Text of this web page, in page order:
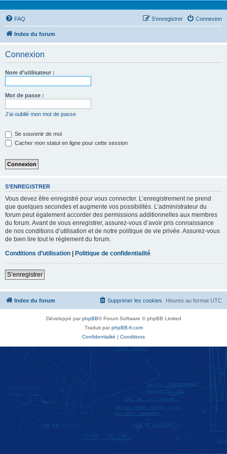
FAQ Connexion
S’enregistrer
Index du forum
Connexion
Nom d’utilisateur :
Mot de passe :
J’ai oublié mon mot de passe
Se souvenir de moi
Cacher mon statut en ligne pour cette session
S’ENREGISTRER
Vous devez être enregistré pour vous connecter. L’enregistrement ne prend
que quelques secondes et augmente vos possibilités. L’administrateur du
forum peut également accorder des permissions additionnelles aux membres
du forum. Avant de vous enregistrer, assurez-vous d’avoir pris connaissance
de nos conditions d’utilisation et de notre politique de vie privée. Assurez-vous
de bien lire tout le règlement du forum.
Conditions d’utilisation | Politique de confidentialité
S’enregistrer
Index du forum Heures au format UTC
Supprimer les cookies
Développé parphpBB® Forum Software © phpBB Limited
Traduit parphpBB-fr.com
Confidentialité | Conditions